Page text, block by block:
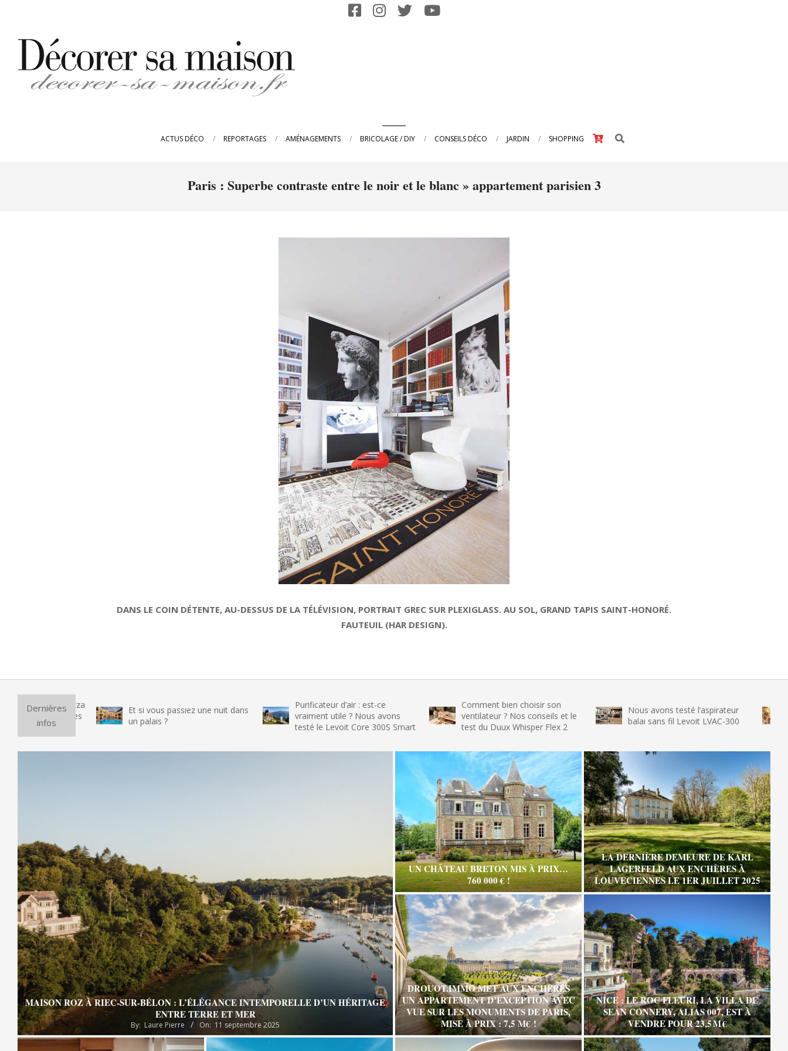
content
ACTUS DÉCO REPORTAGES AMÉNAGEMENTS BRICOLAGE / DIY CONSEILS DÉCO JARDIN SHOPPING Search
Paris : Superbe contraste entre le noir et le blanc »appartement parisien 3
DANS LE COIN DÉTENTE, AU-DESSUS DE LA TÉLÉVISION, PORTRAIT GREC SUR PLEXIGLASS. AU SOL, GRAND TAPIS SAINT-HONORÉ.
FAUTEUIL (HAR DESIGN).
04-
Dernières
infos
Et si vous passiez une nuit dans
un palais ?
Purificateur d’air : est-ce
vraiment utile ? Nous avons
testé le Levoit Core 300S Smart
Comment bien choisir son
ventilateur ? Nos conseils et le
test du Duux Whisper Flex 2
Nous avons testé l’aspirateur
balai sans fil Levoit LVAC-300
MAISON ROZ À RIEC-SUR-BÉLON : L’ÉLÉGANCE INTEMPORELLE D’UN HÉRITAGE
ENTRE TERRE ET MER
By: Laure Pierre On: 11 septembre 2025
UN CHÂTEAU BRETON MIS À PRIX…
760 000 € !
LA DERNIÈRE DEMEURE DE KARL
LAGERFELD AUX ENCHÈRES À
LOUVECIENNES LE 1ER JUILLET 2025
DROUOT.IMMO MET AUX ENCHÈRES
UN APPARTEMENT D’EXCEPTION AVEC
VUE SUR LES MONUMENTS DE PARIS,
MISE À PRIX : 7,5 M€ !
NICE : LE ROC FLEURI, LA VILLA DE
SEAN CONNERY, ALIAS 007, EST À
VENDRE POUR 23,5 M €